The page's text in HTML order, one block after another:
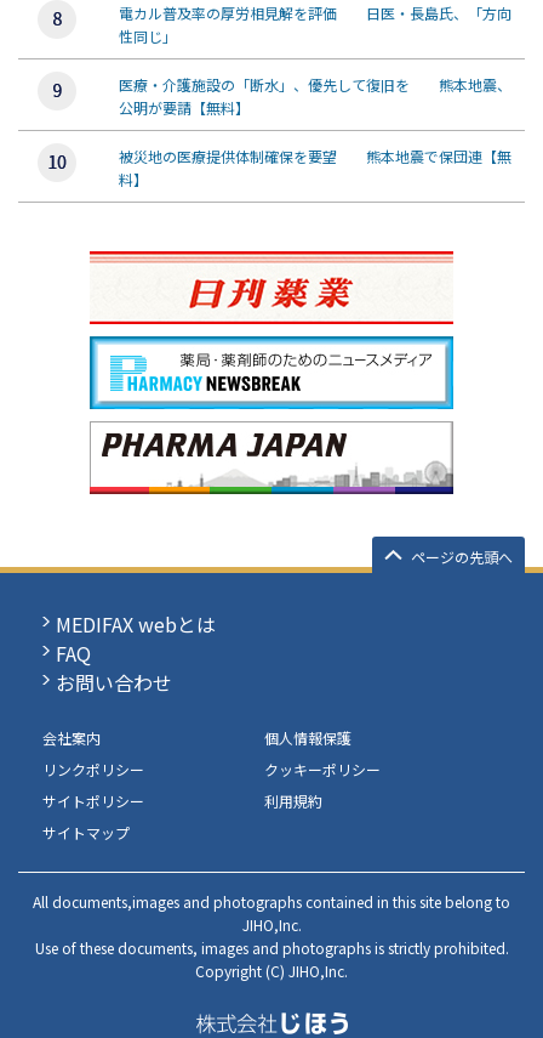
電カル普及率の厚労相見解を評価 日医・長島氏、「方向
性同じ」
医療・介護施設の「断水」、優先して復旧を 熊本地震、
公明が要請【無料】
被災地の医療提供体制確保を要望 熊本地震で保団連【無
料】
ページの先頭へ
MEDIFAX webとは
FAQ
お問い合わせ
会社案内
個人情報保護
リンクポリシー
クッキーポリシー
サイトポリシー
利用規約
サイトマップ
All documents,images and photographs contained in this site belong to
JIHO,Inc.
Use of these documents, images and photographs is strictly prohibited.
Copyright (C) JIHO,Inc.